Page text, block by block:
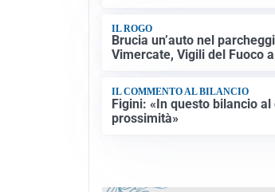
IL ROGO
Brucia un’auto nel
Vimercate, Vigili del Fuoco
IL COMMENTO AL BILANCIO
Figini: «In questo bilancio
prossimità»